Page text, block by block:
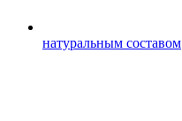
натуральным составом